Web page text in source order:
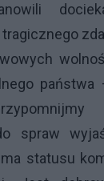
państwa
spraw
statusu